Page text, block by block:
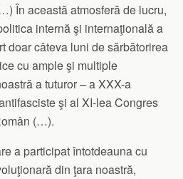
În această atmosferă de lucru,
internă şi internaţională a
doar câteva luni de sărbătorirea
cu ample şi multiple
a tuturor – a XXX-a
şi al XI-lea Congres
(…).
a participat întotdeauna cu
din ţara noastră,